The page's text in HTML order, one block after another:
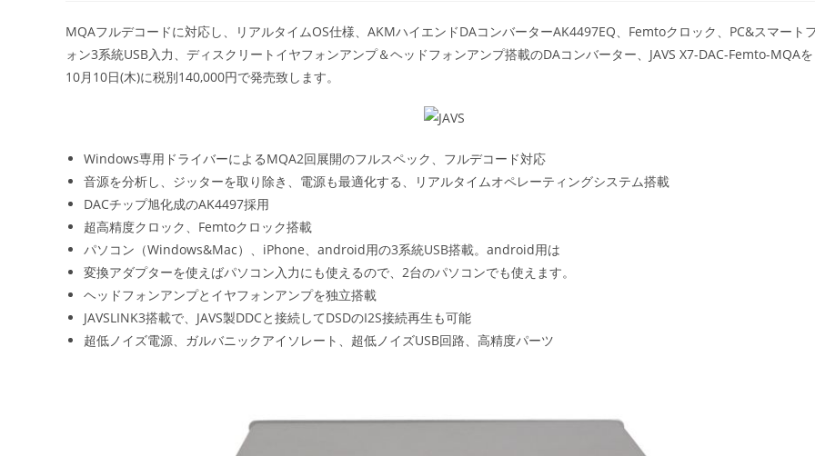
開
日:
テ
ゴ
リ
ー:
MQAフルデコードに対応し、リアルタイムOS仕様、AKMハイエンドDAコンバーターAK4497EQ、Femtoクロック、PC&スマート
ォン3系統USB入力、ディスクリートイヤフォンアンプ＆ヘッドフォンアンプ搭載のDAコンバーター、JAVS X7-DAC-Femto-MQAを
10月10日(木)に税別140,000円で発売致します。
Windows専用ドライバーによるMQA2回展開のフルスペック、フルデコード対応
音源を分析し、ジッターを取り除き、電源も最適化する、リアルタイムオペレーティングシステム搭載
DACチップ旭化成のAK4497採用
超高精度クロック、Femtoクロック搭載
パソコン（Windows&Mac）、iPhone、android用の3系統USB搭載。android用は
変換アダプターを使えばパソコン入力にも使えるので、2台のパソコンでも使えます。
ヘッドフォンアンプとイヤフォンアンプを独立搭載
JAVSLINK3搭載で、JAVS製DDCと接続してDSDのI2S接続再生も可能
超低ノイズ電源、ガルバニックアイソレート、超低ノイズUSB回路、高精度パーツ